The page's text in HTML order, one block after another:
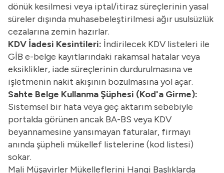
dönük kesilmesi veya iptal/itiraz süreçlerinin yasal
süreler dışında muhasebeleştirilmesi ağır usulsüzlük
cezalarına zemin hazırlar.
KDV İadesi Kesintileri: İndirilecek KDV listeleri ile
GİB e-belge kayıtlarındaki rakamsal hatalar veya
eksiklikler, iade süreçlerinin durdurulmasına ve
işletmenin nakit akışının bozulmasına yol açar.
Sahte Belge Kullanma Şüphesi (Kod'a Girme):
Sistemsel bir hata veya geç aktarım sebebiyle
portalda görünen ancak BA-BS veya KDV
beyannamesine yansımayan faturalar, firmayı
anında şüpheli mükellef listelerine (kod listesi)
sokar.
Mali Müşavirler Mükelleflerini Hangi Başlıklarda